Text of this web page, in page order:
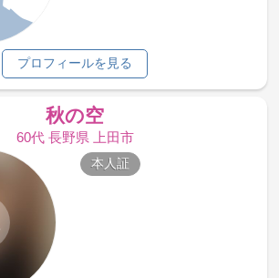
プロフィールを見る
秋の空
60代 長野県 上田市
本人証